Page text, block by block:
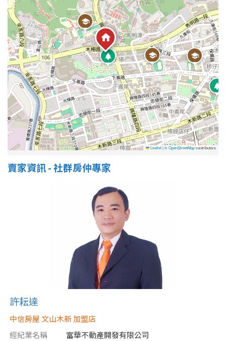
Leaflet|©OpenStreetMapcontributors
賣家資訊 - 社群房仲專家
許耘達
中信房屋 文山木新 加盟店
經紀業名稱
富華不動產開發有限公司